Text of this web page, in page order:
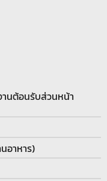
นต้อนรับส่วนหน้า
อาหาร)